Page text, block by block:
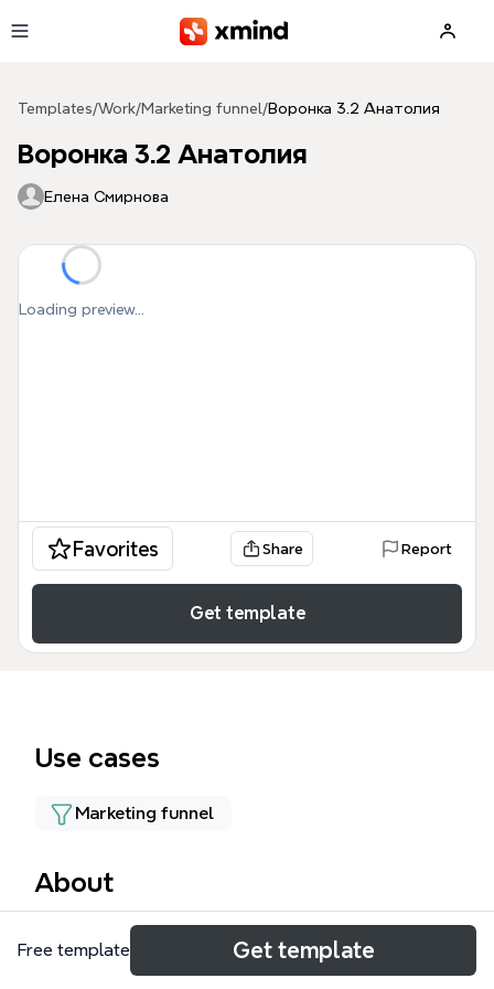
Templates/Work/Marketing funnel/Воронка 3.2 Анатолия
Воронка 3.2 Анатолия
Елена Смирнова
Loading preview...
Favorites Share Report
Get template
Use cases
Marketing funnel
About
Воронка 3.2 Анатолия — это детальный шаблон
интеллект-карты для индустрии красоты,
Free template Get template